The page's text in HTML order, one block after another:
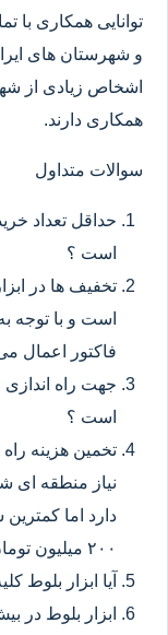
توانایی همکاری
و شهرستان های
اشخاص زیادی از
همکاری دارند.
سوالات متداول
حداقل تعداد
است ؟
تخفیف ها در
است و با توجه
فاکتور اعمال
جهت راه اندازی
است ؟
تخمین هزینه
نیاز منطقه ای
دارد اما
۲۰۰ میلیون تومان می باشد.
آیا ابزار بلوط